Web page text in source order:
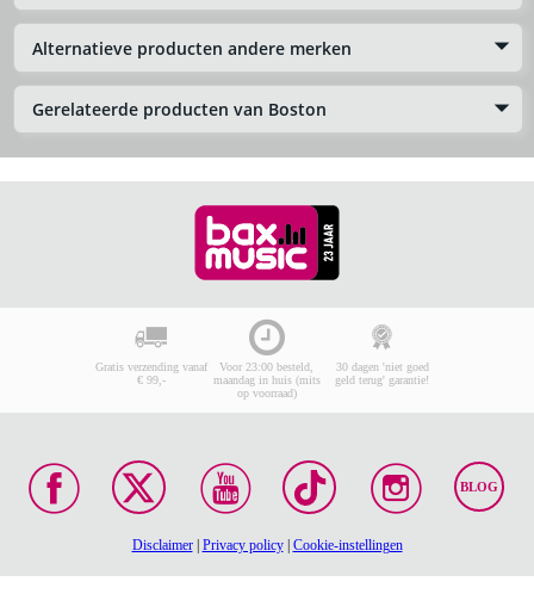
Alternatieve producten andere merken
Gerelateerde producten van Boston
Gratis verzending vanaf
€ 99,-
Voor 23:00 besteld,
maandag in huis (mits
op voorraad)
30 dagen 'niet goed
geld terug' garantie!
BLOG
Disclaimer| Privacy policy| Cookie-instellingen